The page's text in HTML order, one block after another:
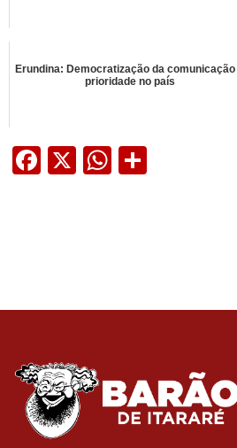
Erundina: Democratização da comunicação
prioridade no país
Facebook
X WhatsApp